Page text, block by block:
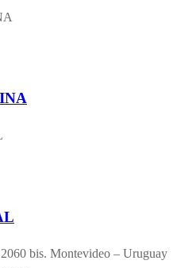
bis. Montevideo – Uruguay